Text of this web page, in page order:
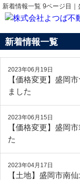
新着情報一覧 9ページ目
新着情報一覧
2023年06月19日
【価格変更】盛岡
ました
2023年06月15日
【価格変更】盛岡
た
2023年04月17日
【土地】盛岡市南